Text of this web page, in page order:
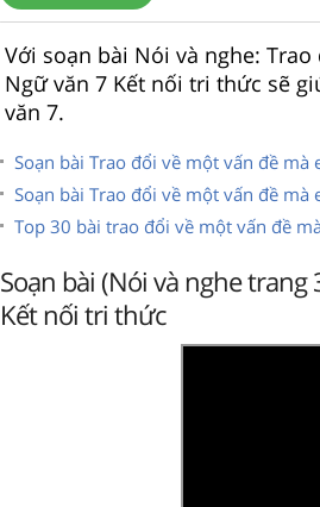
Với soạn bài Nói và nghe:
Ngữ văn 7 Kết nối tri thức sẽ
văn 7.
Soạn bài Trao đổi về một vấn đề mà
Soạn bài Trao đổi về một vấn đề mà
Top 30 bài trao đổi về một vấn đề
Soạn bài (Nói và nghe
Kết nối tri thức